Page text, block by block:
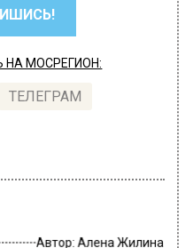
НА МОСРЕГИОН:
ТЕЛЕГРАМ
Автор: Алена Жилина